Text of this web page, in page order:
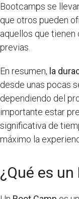
Bootcamps se
que otros pueden
aquellos que
previas.
En resumen, la
desde unas pocas
dependiendo del
importante estar
significativa de
máximo la
¿Qué es